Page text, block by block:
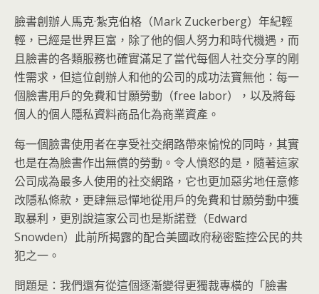
臉書創辦人馬克·紮克伯格（Mark Zuckerberg）年紀輕
輕，已經是世界巨富，除了他的個人努力和時代機遇，而
且臉書的各類服務也確實滿足了當代每個人社交分享的剛
性需求，但這位創辦人和他的公司的成功法寶無他：每一
個臉書用戶的免費和甘願勞動（free labor），以及將每
個人的個人隱私資料商品化為商業資產。
每一個臉書使用者在享受社交網路帶來愉悅的同時，其實
也是在為臉書作出無償的勞動。令人憤怒的是，隨著這家
公司成為最多人使用的社交網路，它也更加惡劣地任意修
改隱私條款，更肆無忌憚地從用戶的免費和甘願勞動中獲
取暴利，更別說這家公司也是斯諾登（Edward
Snowden）此前所揭露的配合美國政府秘密監控公民的共
犯之一。
問題是：我們還有從這個逐漸變得更獨裁專橫的「臉書